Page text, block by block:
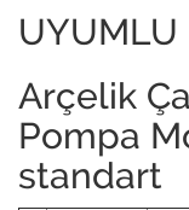
UYUMLU
Arçelik
Pompa
standart